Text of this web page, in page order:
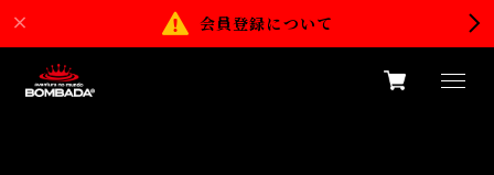
会員登録について